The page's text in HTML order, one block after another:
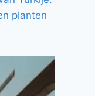
planten